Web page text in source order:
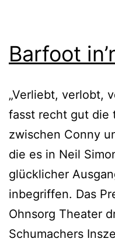
Barfoot
„Verliebt, verlobt,
fasst recht gut die
zwischen Conny
die es in Neil
glücklicher
inbegriffen. Das
Ohnsorg Theater
Schumachers